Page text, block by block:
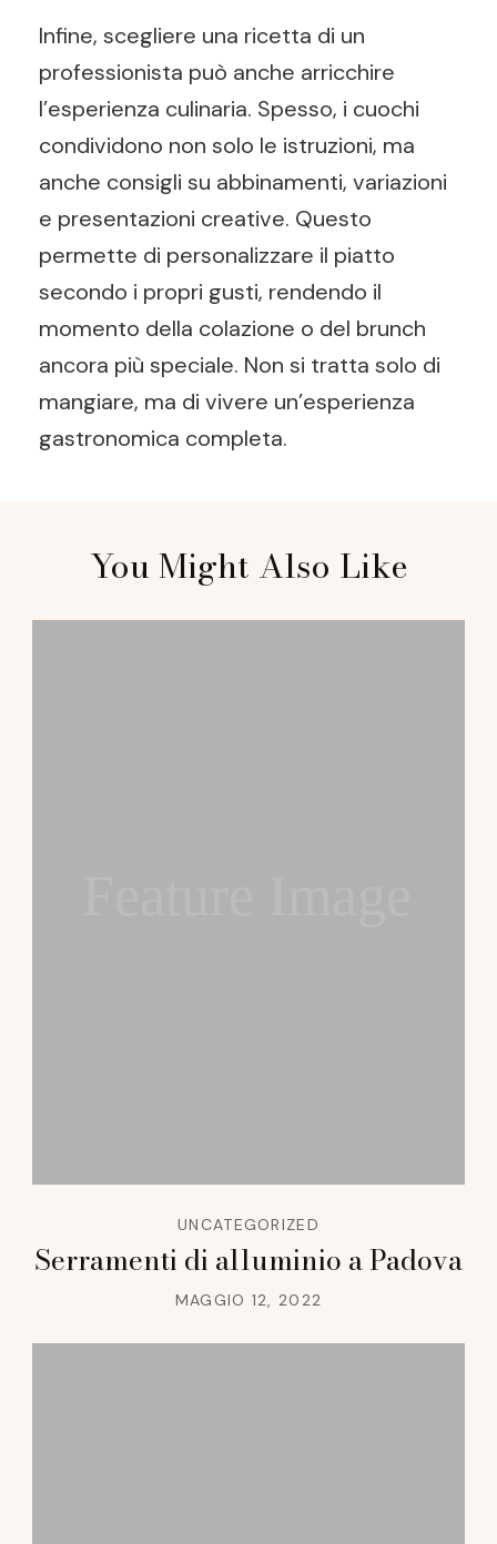
Infine, scegliere una ricetta di un
professionista può anche arricchire
l’esperienza culinaria. Spesso, i cuochi
condividono non solo le istruzioni, ma
anche consigli su abbinamenti, variazioni
e presentazioni creative. Questo
permette di personalizzare il piatto
secondo i propri gusti, rendendo il
momento della colazione o del brunch
ancora più speciale. Non si tratta solo di
mangiare, ma di vivere un’esperienza
gastronomica completa.
Navigation
You Might Also Like
UNCATEGORIZED
Serramenti di alluminio a Padova
MAGGIO 12, 2022